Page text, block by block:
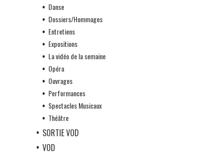
Danse
Dossiers/Hommages
Entretiens
Expositions
La vidéo de la semaine
Opéra
Ouvrages
Performances
Spectacles Musicaux
Théâtre
SORTIE VOD
VOD